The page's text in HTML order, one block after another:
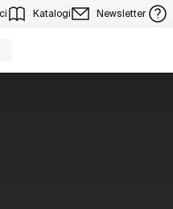
Katalogi Newsletter